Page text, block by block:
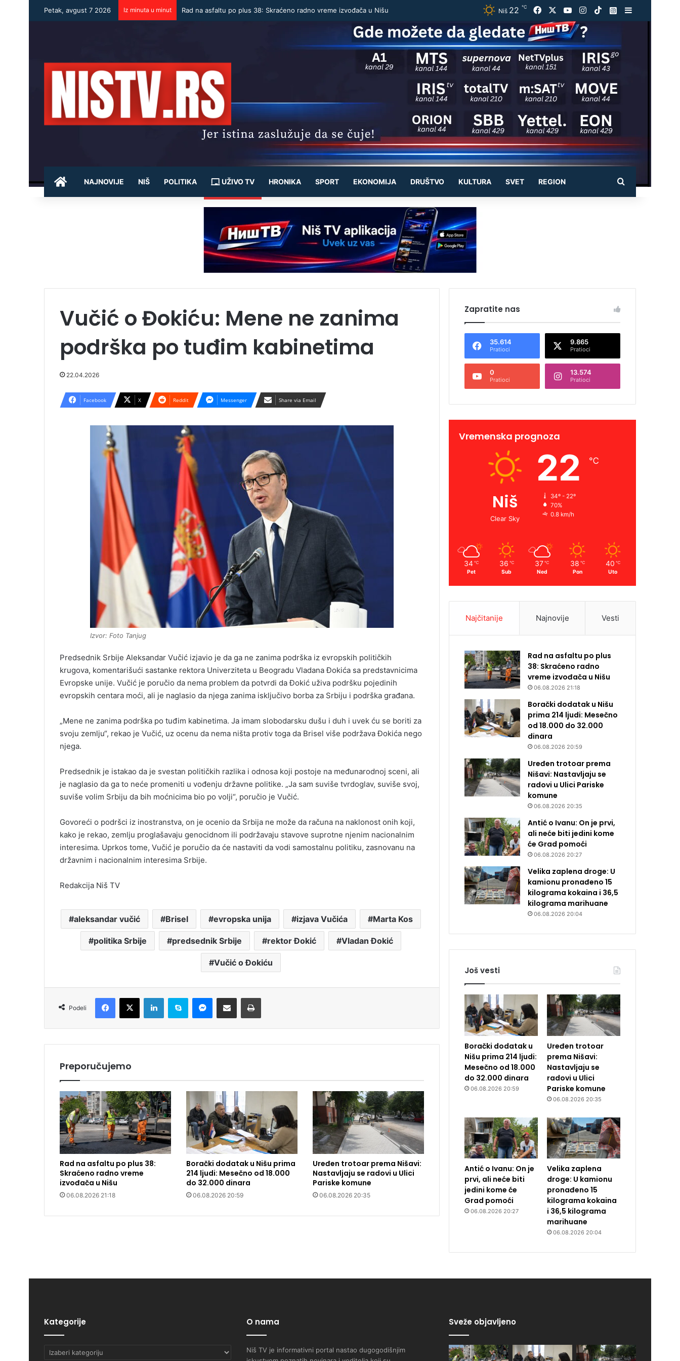
Petak, avgust 7 2026 Iz minuta u minut Rad na asfaltu po plus 38: Skraćeno radno vreme izvođača u Nišu Niš 22 ℃ Facebook YouTubeInstagram
TikTokInstagram
POČETNA
NAJNOVIJE NIŠ POLITIKA UŽIVO TV HRONIKA SPORT EKONOMIJA DRUŠTVO KULTURA SVET REGION Pretraži
Vučić o Đokiću: Mene ne zanima
podrška po tuđim kabinetima
22.04.2026
Facebook X Reddit Messenger Share via Email
Izvor: Foto Tanjug
Predsednik Srbije Aleksandar Vučić izjavio je da ga ne zanima podrška iz evropskih političkih
krugova, komentarišući sastanke rektora Univerziteta u Beogradu Vladana Đokića sa predstavnicima
Evropske unije. Vučić je poručio da nema problem da potvrdi da Đokić uživa podršku pojedinih
evropskih centara moći, ali je naglasio da njega zanima isključivo borba za Srbiju i podrška građana.
„Mene ne zanima podrška po tuđim kabinetima. Ja imam slobodarsku dušu i duh i uvek ću se boriti za
svoju zemlju“, rekao je Vučić, uz ocenu da nema ništa protiv toga da Brisel više podržava Đokića nego
njega.
Predsednik je istakao da je svestan političkih razlika i odnosa koji postoje na međunarodnoj sceni, ali
je naglasio da ga to neće promeniti u vođenju državne politike. „Ja sam suviše tvrdoglav, suviše svoj,
suviše volim Srbiju da bih moćnicima bio po volji“, poručio je Vučić.
Govoreći o podršci iz inostranstva, on je ocenio da Srbija ne može da računa na naklonost onih koji,
kako je rekao, zemlju proglašavaju genocidnom ili podržavaju stavove suprotne njenim nacionalnim
interesima. Uprkos tome, Vučić je poručio da će nastaviti da vodi samostalnu politiku, zasnovanu na
državnim i nacionalnim interesima Srbije.
Redakcija Niš TV
aleksandar vučić Brisel evropska unija izjava Vučića Marta Kos
politika Srbije predsednik Srbije rektor Đokić Vladan Đokić
Vučić o Đokiću
Podeli
Preporučujemo
Rad na asfaltu po plus 38:
Skraćeno radno vreme
izvođača u Nišu
06.08.2026 21:18
Borački dodatak u Nišu prima
214 ljudi: Mesečno od 18.000
do 32.000 dinara
06.08.2026 20:59
Uređen trotoar prema Nišavi:
Nastavljaju se radovi u Ulici
Pariske komune
06.08.2026 20:35
Zapratite nas
35.614
Pratioci
9.865
Pratioci
0
Pratioci
13.574
Pratioci
Vremenska prognoza
Niš
Clear Sky
22 ℃
34º - 22º
70%
0.8 km/h
34 ℃
Pet
36 ℃
Sub
37 ℃
Ned
38 ℃
Pon
40 ℃
Uto
Najčitanije Najnovije Vesti
Rad na asfaltu po plus
38: Skraćeno radno
vreme izvođača u Nišu
06.08.2026 21:18
Borački dodatak u Nišu
prima 214 ljudi: Mesečno
od 18.000 do 32.000
dinara
06.08.2026 20:59
Uređen trotoar prema
Nišavi: Nastavljaju se
radovi u Ulici Pariske
komune
06.08.2026 20:35
Antić o Ivanu: On je prvi,
ali neće biti jedini kome
će Grad pomoći
06.08.2026 20:27
Velika zaplena droge: U
kamionu pronađeno 15
kilograma kokaina i 36,5
kilograma marihuane
06.08.2026 20:04
Još vesti
Borački dodatak u
Nišu prima 214 ljudi:
Mesečno od 18.000
do 32.000 dinara
06.08.2026 20:59
Uređen trotoar
prema Nišavi:
Nastavljaju se
radovi u Ulici
Pariske komune
06.08.2026 20:35
Antić o Ivanu: On je
prvi, ali neće biti
jedini kome će
Grad pomoći
06.08.2026 20:27
Velika zaplena
droge: U kamionu
pronađeno 15
kilograma kokaina
i 36,5 kilograma
marihuane
06.08.2026 20:04
Kategorije
Kategorije
O nama
Niš TV je informativni portal nastao dugogodišnjim
Sveže objavljeno